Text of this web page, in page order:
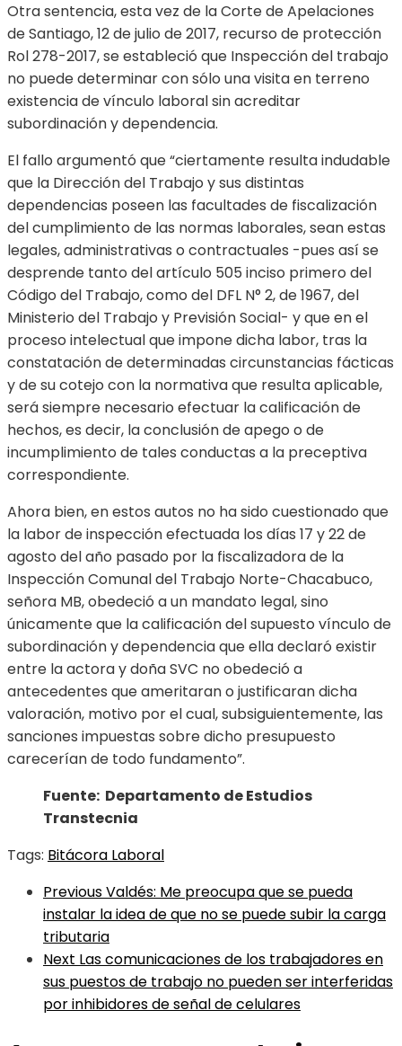
Otra sentencia, esta vez de la Corte de Apelaciones
de Santiago, 12 de julio de 2017, recurso de protección
Rol 278-2017, se estableció que Inspección del trabajo
no puede determinar con sólo una visita en terreno
existencia de vínculo laboral sin acreditar
subordinación y dependencia.
El fallo argumentó que “ciertamente resulta indudable
que la Dirección del Trabajo y sus distintas
dependencias poseen las facultades de fiscalización
del cumplimiento de las normas laborales, sean estas
legales, administrativas o contractuales -pues así se
desprende tanto del artículo 505 inciso primero del
Código del Trabajo, como del DFL N° 2, de 1967, del
Ministerio del Trabajo y Previsión Social- y que en el
proceso intelectual que impone dicha labor, tras la
constatación de determinadas circunstancias fácticas
y de su cotejo con la normativa que resulta aplicable,
será siempre necesario efectuar la calificación de
hechos, es decir, la conclusión de apego o de
incumplimiento de tales conductas a la preceptiva
correspondiente.
Ahora bien, en estos autos no ha sido cuestionado que
la labor de inspección efectuada los días 17 y 22 de
agosto del año pasado por la fiscalizadora de la
Inspección Comunal del Trabajo Norte-Chacabuco,
señora MB, obedeció a un mandato legal, sino
únicamente que la calificación del supuesto vínculo de
subordinación y dependencia que ella declaró existir
entre la actora y doña SVC no obedeció a
antecedentes que ameritaran o justificaran dicha
valoración, motivo por el cual, subsiguientemente, las
sanciones impuestas sobre dicho presupuesto
carecerían de todo fundamento”.
Fuente: Departamento de Estudios
Transtecnia
Tags: Bitácora Laboral
PreviousValdés: Me preocupa que se pueda
instalar la idea de que no se puede subir la carga
tributaria
Next Las comunicaciones de los trabajadores en
sus puestos de trabajo no pueden ser interferidas
por inhibidores de señal de celulares